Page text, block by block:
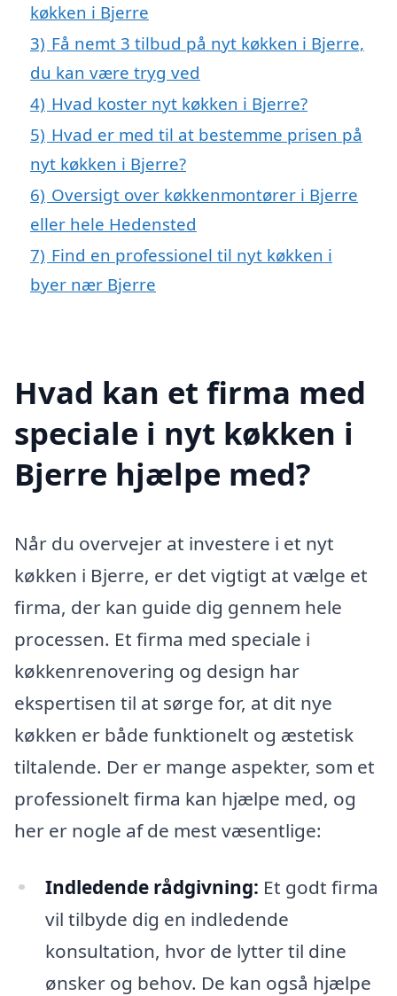
køkken i Bjerre
3) Få nemt 3 tilbud på nyt køkken i Bjerre,
du kan være tryg ved
4) Hvad koster nyt køkken i Bjerre?
5) Hvad er med til at bestemme prisen på
nyt køkken i Bjerre?
6) Oversigt over køkkenmontører i Bjerre
eller hele Hedensted
7) Find en professionel til nyt køkken i
byer nær Bjerre
Hvad kan et firma med
speciale i nyt køkken i
Bjerre hjælpe med?
Når du overvejer at investere i et nyt
køkken i Bjerre, er det vigtigt at vælge et
firma, der kan guide dig gennem hele
processen. Et firma med speciale i
køkkenrenovering og design har
ekspertisen til at sørge for, at dit nye
køkken er både funktionelt og æstetisk
tiltalende. Der er mange aspekter, som et
professionelt firma kan hjælpe med, og
her er nogle af de mest væsentlige:
Indledende rådgivning: Et godt firma
vil tilbyde dig en indledende
konsultation, hvor de lytter til dine
ønsker og behov. De kan også hjælpe